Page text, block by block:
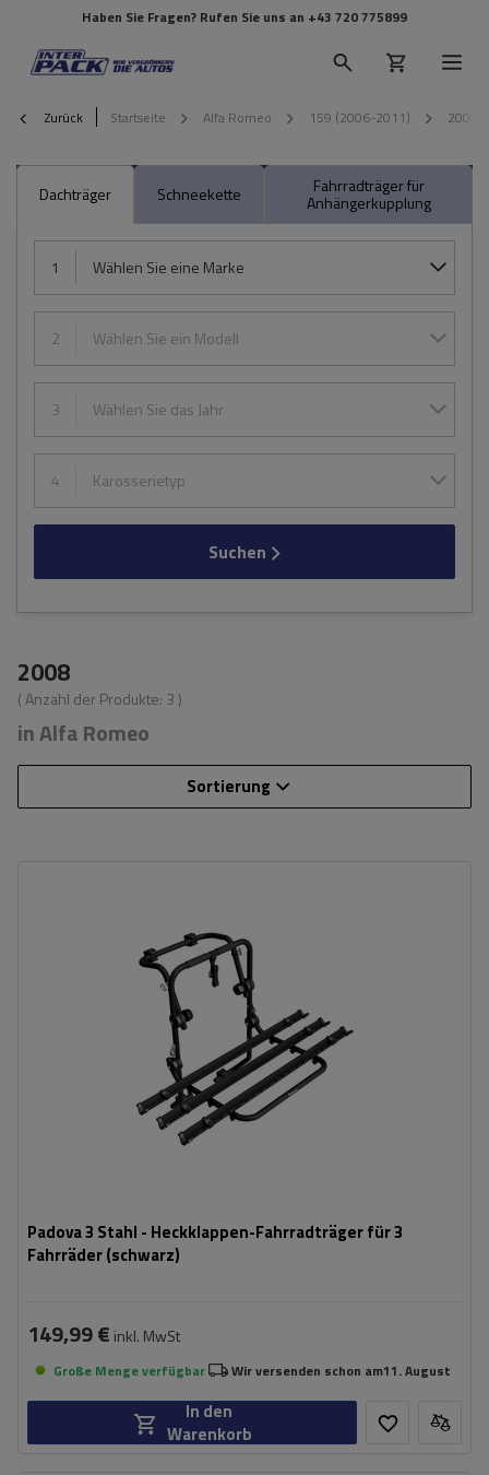
Haben Sie Fragen? Rufen Sie uns an +43 720 775899
Zurück Startseite Alfa Romeo 159 (2006-2011) 2008
Dachträger Schneekette Fahrradträger für
Anhängerkupplung
1 Wählen Sie eine Marke
2 Wählen Sie ein Modell
3 Wählen Sie das Jahr
4 Karosserietyp
Suchen
2008
( Anzahl der Produkte: 3 )
in Alfa Romeo
Sortierung
Padova 3 Stahl - Heckklappen-Fahrradträger für 3
Fahrräder (schwarz)
universelles Montagesystem
kompatibel mit allen Karosseriearten
149,99 € inkl. MwSt
Große Menge verfügbar Wir versenden schon am11. August
In den
Warenkorb